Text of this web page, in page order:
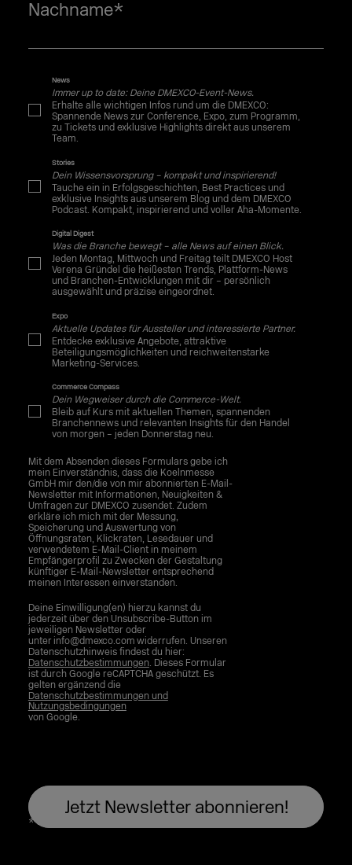
Nachname*
News
Immer up to date: Deine DMEXCO-Event-News.
Erhalte alle wichtigen Infos rund um die DMEXCO:
Spannende News zur Conference, Expo, zum Programm,
zu Tickets und exklusive Highlights direkt aus unserem
Team.
Stories
Dein Wissensvorsprung – kompakt und inspirierend!
Tauche ein in Erfolgsgeschichten, Best Practices und
exklusive Insights aus unserem Blog und dem DMEXCO
Podcast. Kompakt, inspirierend und voller Aha-Momente.
Digital Digest
Was die Branche bewegt – alle News auf einen Blick.
Jeden Montag, Mittwoch und Freitag teilt DMEXCO Host
Verena Gründel die heißesten Trends, Plattform-News
und Branchen-Entwicklungen mit dir – persönlich
ausgewählt und präzise eingeordnet.
Expo
Aktuelle Updates für Aussteller und interessierte Partner.
Entdecke exklusive Angebote, attraktive
Beteiligungsmöglichkeiten und reichweitenstarke
Marketing-Services.
Commerce Compass
Dein Wegweiser durch die Commerce-Welt.
Bleib auf Kurs mit aktuellen Themen, spannenden
Branchennews und relevanten Insights für den Handel
von morgen – jeden Donnerstag neu.
Mit dem Absenden dieses Formulars gebe ich
mein Einverständnis, dass die Koelnmesse
GmbH mir den/die von mir abonnierten E-Mail-
Newsletter mit Informationen, Neuigkeiten &
Umfragen zur DMEXCO zusendet. Zudem
erkläre ich mich mit der Messung,
Speicherung und Auswertung von
Öffnungsraten, Klickraten, Lesedauer und
verwendetem E-Mail-Client in meinem
Empfängerprofil zu Zwecken der Gestaltung
künftiger E-Mail-Newsletter entsprechend
meinen Interessen einverstanden.
Deine Einwilligung(en) hierzu kannst du
jederzeit über den Unsubscribe-Button im
jeweiligen Newsletter oder
unter info@dmexco.com widerrufen. Unseren
Datenschutzhinweis findest du hier:
Datenschutzbestimmungen. Dieses Formular
ist durch Google reCAPTCHA geschützt. Es
gelten ergänzend die
Datenschutzbestimmungen und
Nutzungsbedingungen
von Google.